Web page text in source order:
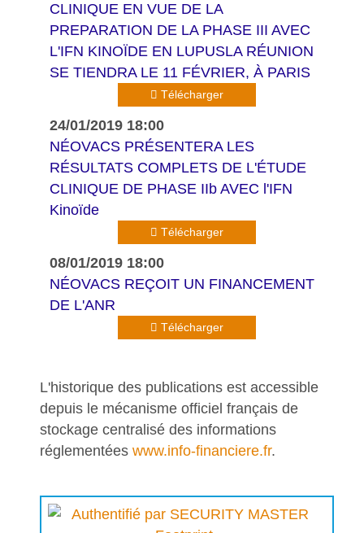
CLINIQUE EN VUE DE LA
PREPARATION DE LA PHASE III AVEC
L'IFN KINOÏDE EN LUPUSLA RÉUNION
SE TIENDRA LE 11 FÉVRIER, À PARIS
Télécharger
24/01/2019 18:00
NÉOVACS PRÉSENTERA LES
RÉSULTATS COMPLETS DE L'ÉTUDE
CLINIQUE DE PHASE IIb AVEC l'IFN
Kinoïde
Télécharger
08/01/2019 18:00
NÉOVACS REÇOIT UN FINANCEMENT
DE L'ANR
Télécharger
L'historique des publications est accessible
depuis le mécanisme officiel français de
stockage centralisé des informations
réglementées www.info-financiere.fr.